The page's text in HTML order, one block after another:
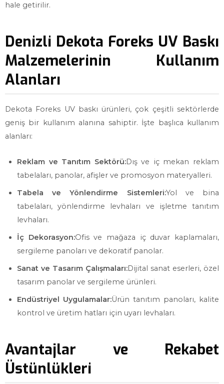
hale getirilir.
Denizli Dekota Foreks UV Baskı
Malzemelerinin Kullanım
Alanları
Dekota Foreks UV baskı ürünleri, çok çeşitli sektörlerde
geniş bir kullanım alanına sahiptir. İşte başlıca kullanım
alanları:
Reklam ve Tanıtım Sektörü:Dış ve iç mekan reklam
tabelaları, panolar, afişler ve promosyon materyalleri.
Tabela ve Yönlendirme Sistemleri:Yol ve bina
tabelaları, yönlendirme levhaları ve işletme tanıtım
levhaları.
İç Dekorasyon:Ofis ve mağaza iç duvar kaplamaları,
sergileme panoları ve dekoratif panolar.
Sanat ve Tasarım Çalışmaları:Dijital sanat eserleri, özel
tasarım panolar ve sergileme ürünleri.
Endüstriyel Uygulamalar:Ürün tanıtım panoları, kalite
kontrol ve üretim hatları için uyarı levhaları.
Avantajlar ve Rekabet
Üstünlükleri